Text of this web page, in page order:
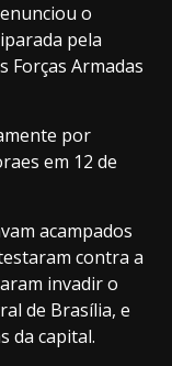
o
pela
Forças Armadas
por
em 12 de
acampados
contra a
invadir o
de Brasília, e
da capital.